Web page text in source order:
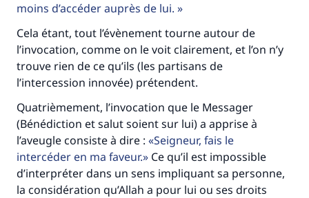
moins d’accéder auprès de lui.
Cela étant, tout l’évènement tourne autour de
l’invocation, comme on le voit clairement, et l’on n’y
trouve rien de ce qu’ils (les partisans de
l’intercession innovée) prétendent.
Quatrièmement, l’invocation que le Messager
(Bénédiction et salut soient sur lui) a apprise à
l’aveugle consiste à dire : Seigneur, fais le
intercéder en ma faveur.
Ce qu’il est impossible
d’interpréter dans un sens impliquant sa personne,
la considération qu’Allah a pour lui ou ses droits
Aidez nous à apporter des réponses.
Le Messager d'Allah (Paix sur lui) a dit:
"Celui qui indique une bonne action obtient la
même récompense que celui qui le fait."
(MOUSLIM 1893)
Soutenez IslamQA